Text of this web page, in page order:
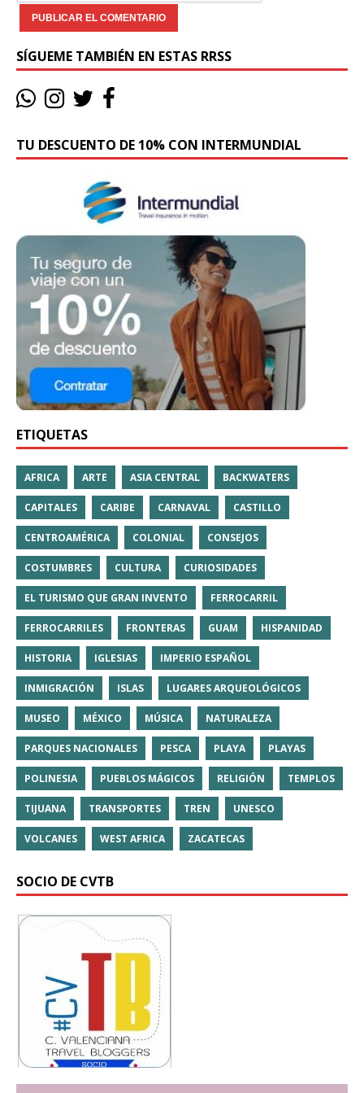
SÍGUEME TAMBIÉN EN ESTAS RRSS
TU DESCUENTO DE 10% CON INTERMUNDIAL
ETIQUETAS
AFRICA ARTE ASIA CENTRAL BACKWATERS
CAPITALES CARIBE CARNAVAL CASTILLO
CENTROAMÉRICA COLONIAL CONSEJOS
COSTUMBRES CULTURA CURIOSIDADES
EL TURISMO QUE GRAN INVENTO FERROCARRIL
FERROCARRILES FRONTERAS GUAM HISPANIDAD
HISTORIA IGLESIAS IMPERIO ESPAÑOL
INMIGRACIÓN ISLAS LUGARES ARQUEOLÓGICOS
MUSEO MÉXICO MÚSICA NATURALEZA
PARQUES NACIONALES PESCA PLAYA PLAYAS
POLINESIA PUEBLOS MÁGICOS RELIGIÓN TEMPLOS
TIJUANA TRANSPORTES TREN UNESCO
VOLCANES WEST AFRICA ZACATECAS
SOCIO DE CVTB